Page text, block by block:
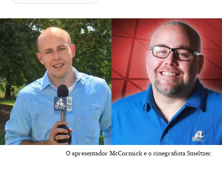
O apresentador McCormick e o cinegrafista Smeltzer.